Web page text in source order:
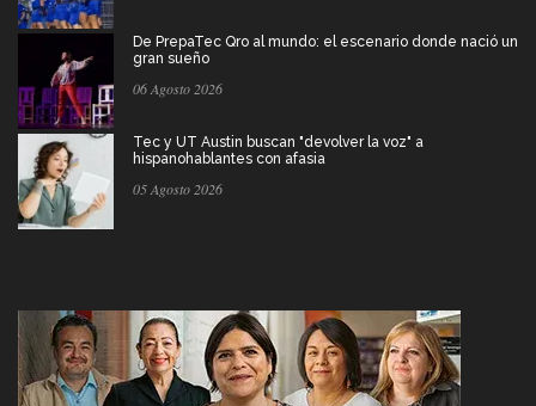
De PrepaTec Qro al mundo: el escenario donde nació un
gran sueño
06 Agosto 2026
Tec y UT Austin buscan "devolver la voz" a
hispanohablantes con afasia
05 Agosto 2026